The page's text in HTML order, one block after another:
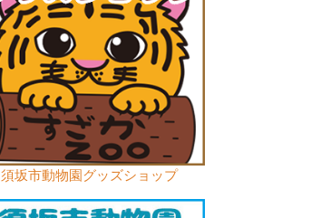
須坂市動物園グッズショップ